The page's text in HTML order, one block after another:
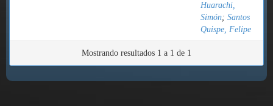
Huarachi,
Simón; Santos
Quispe, Felipe
Mostrando resultados 1 a 1 de 1